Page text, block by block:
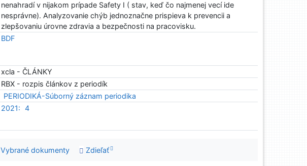
nenahradí v nijakom prípade Safety I ( stav, keď čo najmenej vecí ide
nesprávne). Analyzovanie chýb jednoznačne prispieva k prevencii a
zlepšovaniu úrovne zdravia a bezpečnosti na pracovisku.
BDF
xcla - ČLÁNKY
RBX - rozpis článkov z periodík
PERIODIKÁ-Súborný záznam periodika
2021: 4
Vybrané dokumenty Zdieľať